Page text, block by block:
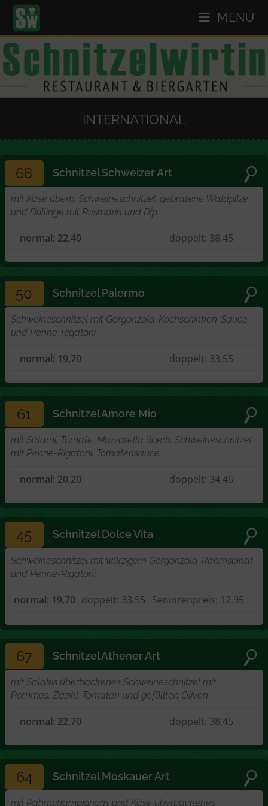
MENÜ
INTERNATIONAL
68 Schnitzel Schweizer Art
mit Käse überb. Schweineschnitzel, gebratene Waldpilze
und Drillinge mit Rosmarin und Dip
normal: 22,40 doppelt: 38,45
50 Schnitzel Palermo
Schweineschnitzel mit Gorgonzola-Kochschinken-Sauce
und Penne-Rigatoni
normal: 19,70 doppelt: 33,55
61 Schnitzel Amore Mio
mit Salami, Tomate, Mozzarella überb. Schweineschnitzel
mit Penne-Rigatoni, Tomatensauce
normal: 20,20 doppelt: 34,45
45 Schnitzel Dolce Vita
Schweineschnitzel mit würzigem Gorgonzola-Rahmspinat
und Penne-Rigatoni
normal: 19,70 doppelt: 33,55 Seniorenpreis: 12,95
67 Schnitzel Athener Art
mit Salakis überbackenes Schweineschnitzel mit
Pommes, Zaziki, Tomaten und gefüllten Oliven
normal: 22,70 doppelt: 38,45
64 Schnitzel Moskauer Art
mit Rahmchampignons und Käse überbackenes